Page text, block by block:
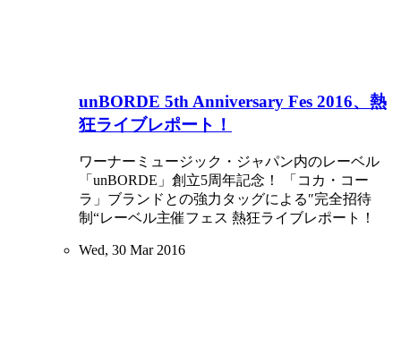
unBORDE 5th Anniversary Fes 2016、熱
狂ライブレポート！
ワーナーミュージック・ジャパン内のレーベル
「unBORDE」創立5周年記念！ 「コカ・コー
ラ」ブランドとの強力タッグによる″完全招待
制“レーベル主催フェス 熱狂ライブレポート！
Wed, 30 Mar 2016